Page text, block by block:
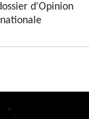
d'Opinion